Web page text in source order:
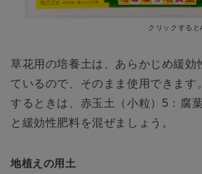
クリックする
草花用の培養土は、あらかじめ緩効
ているので、そのまま使用できます
するときは、赤玉土（小粒）5：腐
と緩効性肥料を混ぜましょう。
地植えの用土